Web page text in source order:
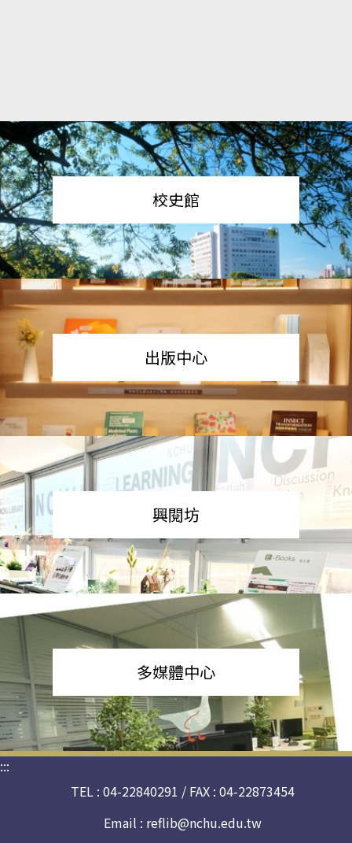
校史館
出版中心
興閱坊
多媒體中心
:::
TEL : 04-22840291 / FAX : 04-22873454
Email : reflib@nchu.edu.tw